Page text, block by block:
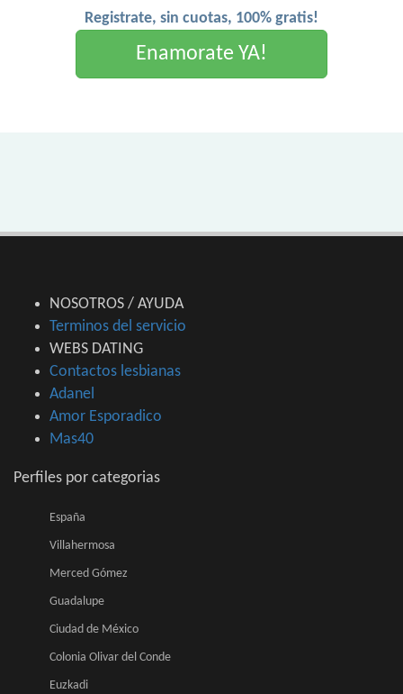
Registrate, sin cuotas, 100% gratis!
Enamorate YA!
NOSOTROS / AYUDA
Terminos del servicio
WEBS DATING
Contactos lesbianas
Adanel
Amor Esporadico
Mas40
Perfiles por categorias
España
Villahermosa
Merced Gómez
Guadalupe
Ciudad de México
Colonia Olivar del Conde
Euzkadi